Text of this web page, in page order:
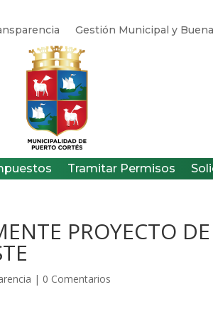
Gestión Municipal y
Tramitar Permisos
PROYECTO DE
| 0 Comentarios